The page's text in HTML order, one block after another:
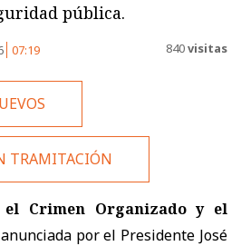
pública.
07:19 840visitas
TRAMITACIÓN
Crimen Organizado y el
por el Presidente José